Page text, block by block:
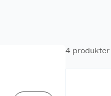
4 produkter